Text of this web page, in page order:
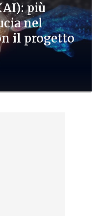
più
nel
il progetto